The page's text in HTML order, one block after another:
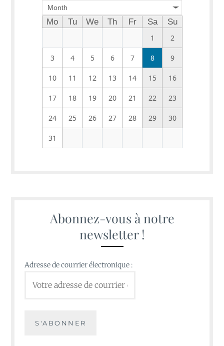
Month
Mo Tu We Th Fr Sa
Su
1
2
3 4 5 6 7 8 9
10 11 12 13 14 15 16
17 18 19 20 21 22 23
24 25 26 27 28 29 30
31
Abonnez-vous à notre
newsletter !
Adresse de courrier électronique :